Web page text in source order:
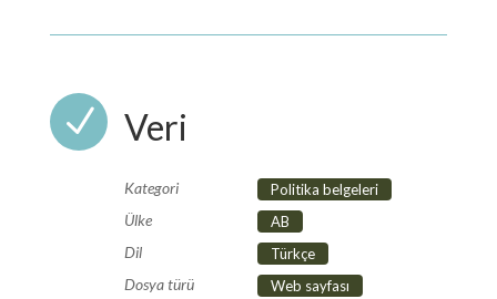
N Veri
Kategori Politika belgeleri
Ülke AB
Dil Türkçe
Dosya türü Web sayfası